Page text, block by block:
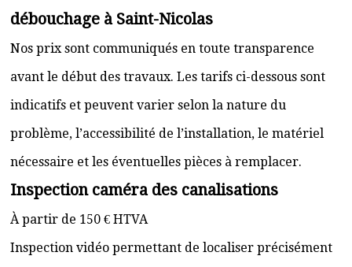
débouchage à Saint-Nicolas
Nos prix sont communiqués en toute transparence
avant le début des travaux. Les tarifs ci-dessous sont
indicatifs et peuvent varier selon la nature du
problème, l’accessibilité de l’installation, le matériel
nécessaire et les éventuelles pièces à remplacer.
Inspection caméra des canalisations
À partir de 150 € HTVA
Inspection vidéo permettant de localiser précisément